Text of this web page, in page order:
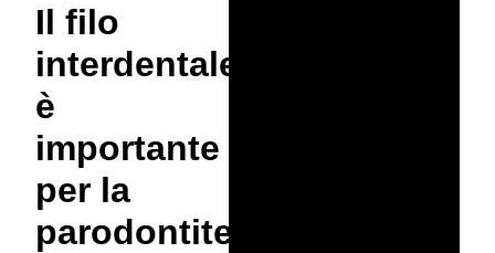
Il filo
interdentale
è
importante
per la
parodontite?